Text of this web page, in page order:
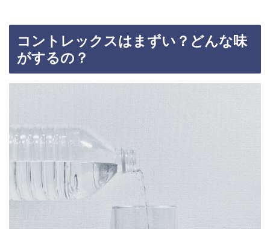
コントレックスはまずい？どんな味
がするの？